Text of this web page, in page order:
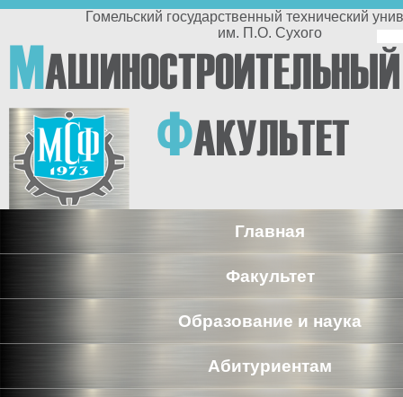
Перейти к основному содержанию
Гомельский государственный технический университет
им. П.О. Сухого
МАШИНОСТРОИТЕЛЬНЫЙ
ФАКУЛЬТЕТ
Главная
Факультет
Образование и наука
Абитуриентам